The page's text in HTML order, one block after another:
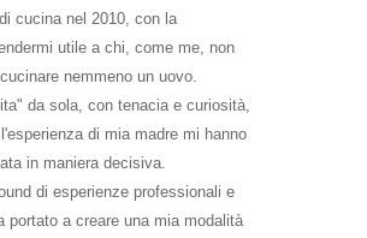
cucina nel 2010, con la
utile a chi, come me, non
nemmeno un uovo.
da sola, con tenacia e curiosità,
di mia madre mi hanno
in maniera decisiva.
di esperienze professionali e
portato a creare una mia modalità